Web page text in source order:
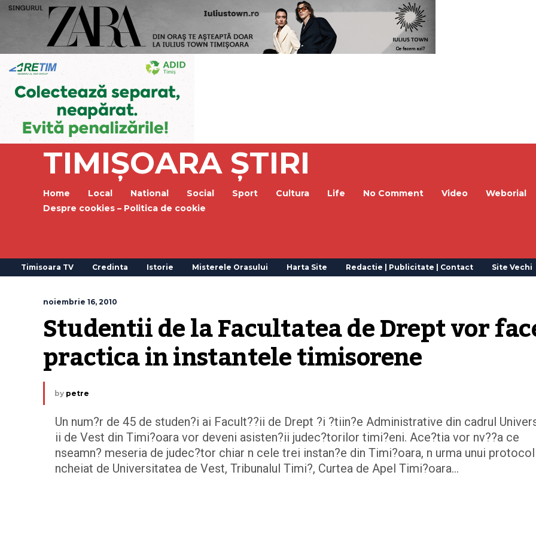
TIMIȘOARA ȘTIRI
Home Local National Social Sport Cultura Life No Comment Video Weborial
Despre cookies – Politica de cookie
Timisoara TV Credinta Istorie Misterele Orasului Harta Site Redactie | Publicitate | Contact Site Vechi
noiembrie 16, 2010
Studentii de la Facultatea de Drept vor
practica in instantele timisorene
by petre
Un num?r de 45 de studen?i ai Facult??ii de Drept ?i ?tiin?e Administrative din cadrul
ii de Vest din Timi?oara vor deveni asisten?ii judec?torilor timi?eni. Ace?tia vor nv??a ce
nseamn? meseria de judec?tor chiar n cele trei instan?e din Timi?oara, n urma unui protocol
ncheiat de Universitatea de Vest, Tribunalul Timi?, Curtea de Apel Timi?oara…